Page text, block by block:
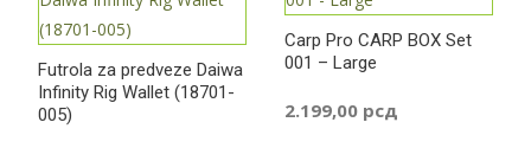
Futrola za predveze Daiwa
Infinity Rig Wallet (18701-
005)
Carp Pro CARP BOX Set
001 – Large
2.199,00 рсд